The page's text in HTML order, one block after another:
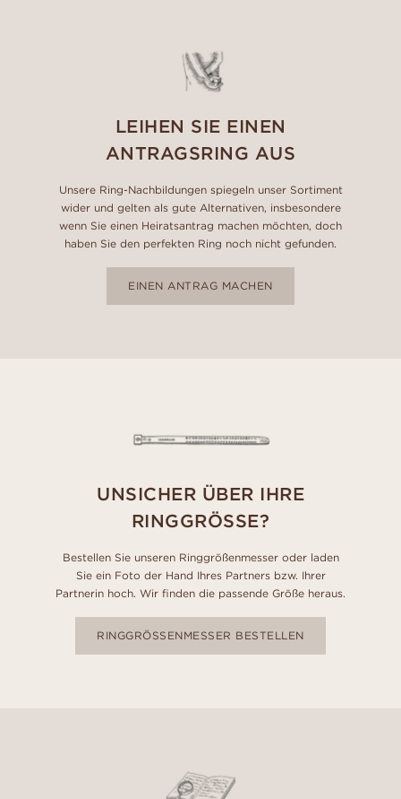
LEIHEN SIE EINEN
ANTRAGSRING AUS
Unsere Ring-Nachbildungen spiegeln unser Sortiment
wider und gelten als gute Alternativen, insbesondere
wenn Sie einen Heiratsantrag machen möchten, doch
haben Sie den perfekten Ring noch nicht gefunden.
EINEN ANTRAG MACHEN
UNSICHER ÜBER IHRE
RINGGRÖSSE?
Bestellen Sie unseren Ringgrößenmesser oder laden
Sie ein Foto der Hand Ihres Partners bzw. Ihrer
Partnerin hoch. Wir finden die passende Größe heraus.
RINGGRÖSSENMESSER BESTELLEN